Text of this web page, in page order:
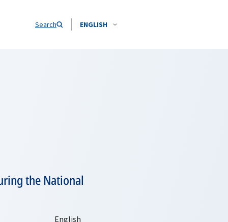
Search ENGLISH
the National